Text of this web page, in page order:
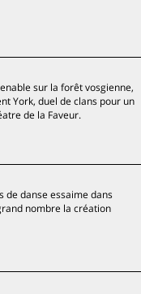
sur la forêt vosgienne,
York, duel de clans pour un
de la Faveur.
de danse essaime dans
nombre la création